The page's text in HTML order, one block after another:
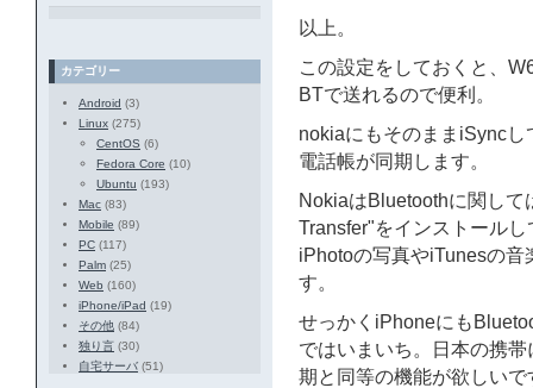
以上。
この設定をしておくと、
BTで送れるので便利。
nokiaにもそのままiSync
電話帳が同期します。
NokiaはBluetoothに関し
Transfer"をインストール
iPhotoの写真やiTunesの
す。
せっかくiPhoneにも
ではいまいち。日本の携
期と同等の機能が欲しいで
カテゴリー
Android (3)
Linux (275)
CentOS (6)
Fedora Core (10)
Ubuntu (193)
Mac (83)
Mobile (89)
PC (117)
Palm (25)
Web (160)
iPhone/iPad (19)
その他 (84)
独り言 (30)
自宅サーバ (51)